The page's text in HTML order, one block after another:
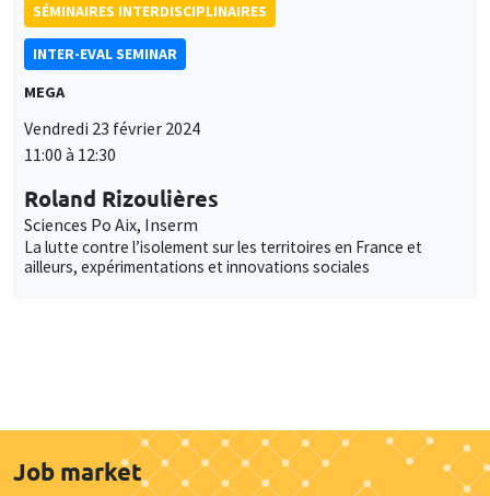
SÉMINAIRES INTERDISCIPLINAIRES
INTER-EVAL SEMINAR
MEGA
Vendredi 23 février 2024
11:00 à 12:30
Roland Rizoulières
Sciences Po Aix, Inserm
La lutte contre l’isolement sur les territoires en France et
ailleurs, expérimentations et innovations sociales
Job market